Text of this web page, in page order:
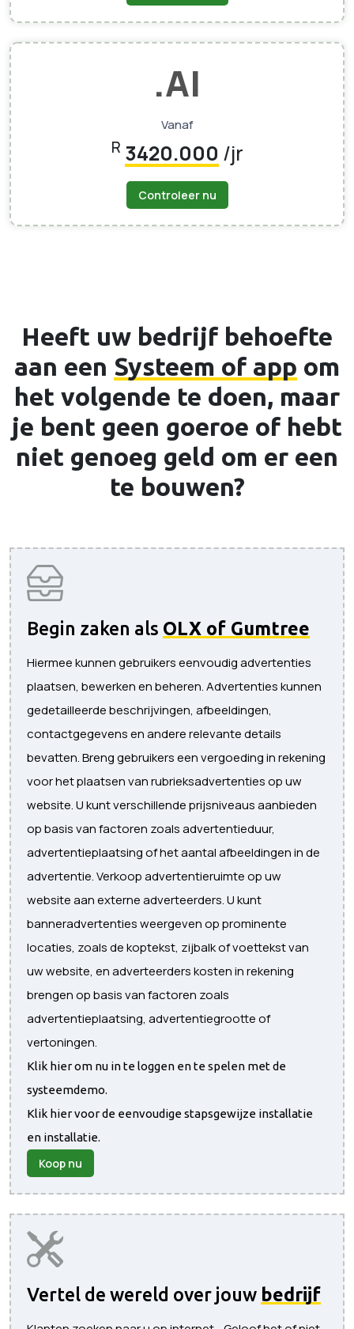
.AI
Vanaf
R 3420.000 /jr
Controleer nu
Heeft uw bedrijf behoefte
aan een Systeem of app om
het volgende te doen, maar
je bent geen goeroe of hebt
niet genoeg geld om er een
te bouwen?
Begin zaken als OLX of Gumtree
Hiermee kunnen gebruikers eenvoudig advertenties
plaatsen, bewerken en beheren. Advertenties kunnen
gedetailleerde beschrijvingen, afbeeldingen,
contactgegevens en andere relevante details
bevatten. Breng gebruikers een vergoeding in rekening
voor het plaatsen van rubrieksadvertenties op uw
website. U kunt verschillende prijsniveaus aanbieden
op basis van factoren zoals advertentieduur,
advertentieplaatsing of het aantal afbeeldingen in de
advertentie. Verkoop advertentieruimte op uw
website aan externe adverteerders. U kunt
banneradvertenties weergeven op prominente
locaties, zoals de koptekst, zijbalk of voettekst van
uw website, en adverteerders kosten in rekening
brengen op basis van factoren zoals
advertentieplaatsing, advertentiegrootte of
vertoningen.
Klik hier om nu in te loggen en te spelen met de
systeemdemo.
Klik hier voor de eenvoudige stapsgewijze installatie
en installatie.
Koop nu
Vertel de wereld over jouw bedrijf